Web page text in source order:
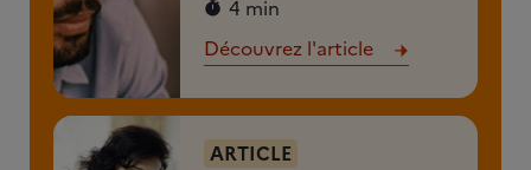
4 min
Découvrez l'article
ARTICLE